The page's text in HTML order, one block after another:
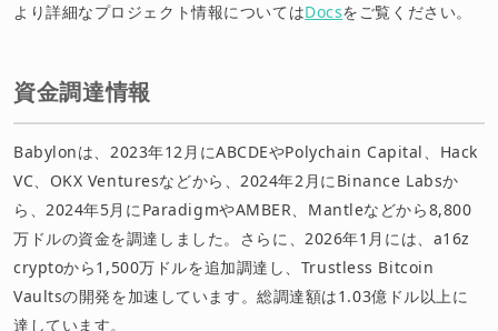
より詳細なプロジェクト情報についてはDocsをご覧ください。
資金調達情報
Babylonは、2023年12月にABCDEやPolychain Capital、Hack
VC、OKX Venturesなどから、2024年2月にBinance Labsか
ら、2024年5月にParadigmやAMBER、Mantleなどから8,800
万ドルの資金を調達しました。さらに、2026年1月には、a16z
cryptoから1,500万ドルを追加調達し、Trustless Bitcoin
Vaultsの開発を加速しています。総調達額は1.03億ドル以上に
達しています。